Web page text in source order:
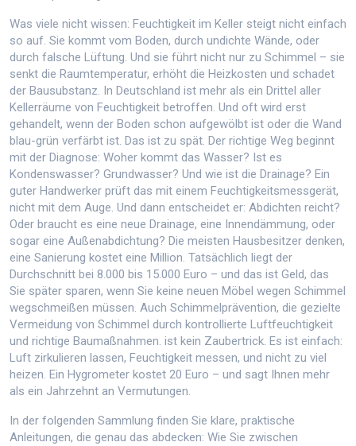
Was viele nicht wissen: Feuchtigkeit im Keller steigt nicht einfach
so auf. Sie kommt vom Boden, durch undichte Wände, oder
durch falsche Lüftung. Und sie führt nicht nur zu Schimmel – sie
senkt die Raumtemperatur, erhöht die Heizkosten und schadet
der Bausubstanz. In Deutschland ist mehr als ein Drittel aller
Kellerräume von Feuchtigkeit betroffen. Und oft wird erst
gehandelt, wenn der Boden schon aufgewölbt ist oder die Wand
blau-grün verfärbt ist. Das ist zu spät. Der richtige Weg beginnt
mit der Diagnose: Woher kommt das Wasser? Ist es
Kondenswasser? Grundwasser? Und wie ist die Drainage? Ein
guter Handwerker prüft das mit einem Feuchtigkeitsmessgerät,
nicht mit dem Auge. Und dann entscheidet er: Abdichten reicht?
Oder braucht es eine neue Drainage, eine Innendämmung, oder
sogar eine Außenabdichtung? Die meisten Hausbesitzer denken,
eine Sanierung kostet eine Million. Tatsächlich liegt der
Durchschnitt bei 8.000 bis 15.000 Euro – und das ist Geld, das
Sie später sparen, wenn Sie keine neuen Möbel wegen Schimmel
wegschmeißen müssen. Auch Schimmelprävention, die gezielte
Vermeidung von Schimmel durch kontrollierte Luftfeuchtigkeit
und richtige Baumaßnahmen. ist kein Zaubertrick. Es ist einfach:
Luft zirkulieren lassen, Feuchtigkeit messen, und nicht zu viel
heizen. Ein Hygrometer kostet 20 Euro – und sagt Ihnen mehr
als ein Jahrzehnt an Vermutungen.
In der folgenden Sammlung finden Sie klare, praktische
Anleitungen, die genau das abdecken: Wie Sie zwischen